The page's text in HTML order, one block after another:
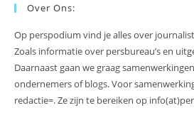
Over Ons:
Op perspodium vind je alles over
Zoals informatie over persbureau’s en
Daarnaast gaan we graag
ondernemers of blogs. Voor
redactie=. Ze zijn te bereiken op